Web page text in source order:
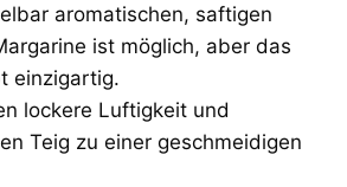
aromatischen, saftigen
ist möglich, aber das
einzigartig.
lockere Luftigkeit und
Teig zu einer geschmeidigen